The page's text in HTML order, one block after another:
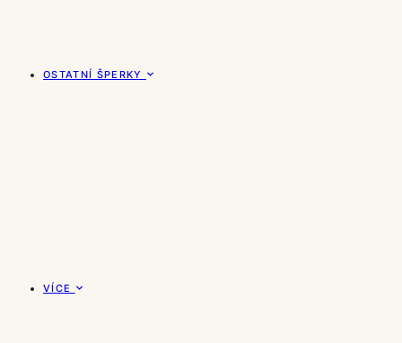
OSTATNÍ ŠPERKY
VÍCE